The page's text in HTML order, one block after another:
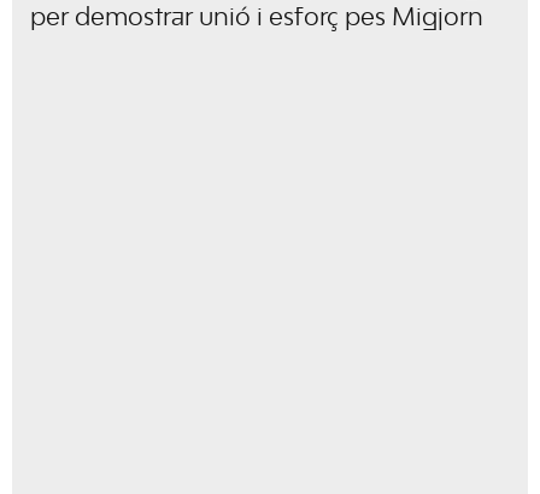
per demostrar unió i esforç pes Migjorn